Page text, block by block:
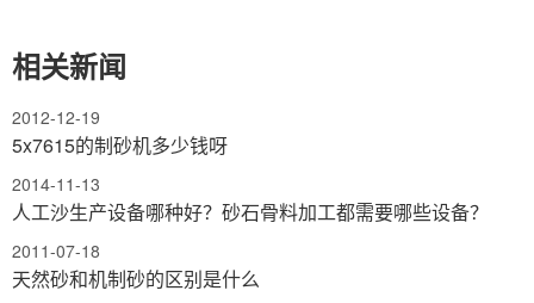
相关新闻
2012-12-19
5x7615的制砂机多少钱呀
2014-11-13
人工沙生产设备哪种好？砂石骨料加工都需要哪些设备？
2011-07-18
天然砂和机制砂的区别是什么